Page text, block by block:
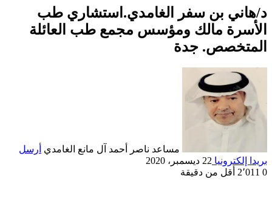
د/هاني بن سفر الغامدي.استشاري طب
الأسرة مالك ومؤسس مجمع طب العائلة
المتخصص. جدة
مساعد ناصر أحمد آل مانع الغامدي أرسل
بريدا إلكترونيا 22 ديسمبر، 2020
0
أقل من دقيقة